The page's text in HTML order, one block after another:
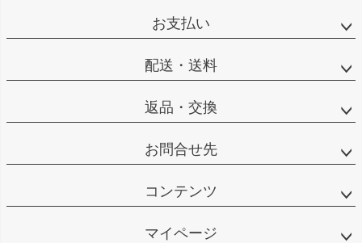
お支払い
配送・送料
返品・交換
お問合せ先
コンテンツ
マイページ